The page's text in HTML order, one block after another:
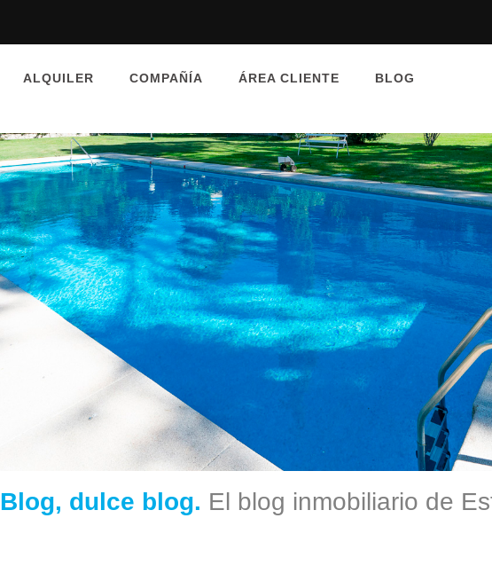
ALQUILER COMPAÑÍA ÁREA CLIENTE BLOG
Blog, dulce blog. El blog inmobiliario de